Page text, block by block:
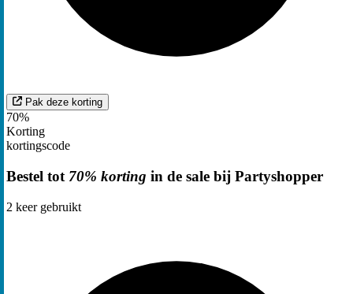
Pak deze korting
70%
Korting
kortingscode
Bestel tot 70% korting in de sale bij Partyshopper
2 keer gebruikt